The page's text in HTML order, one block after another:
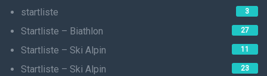
startliste 3
Startliste – Biathlon 27
Startliste – Ski Alpin 11
Startliste – Ski Alpin 23